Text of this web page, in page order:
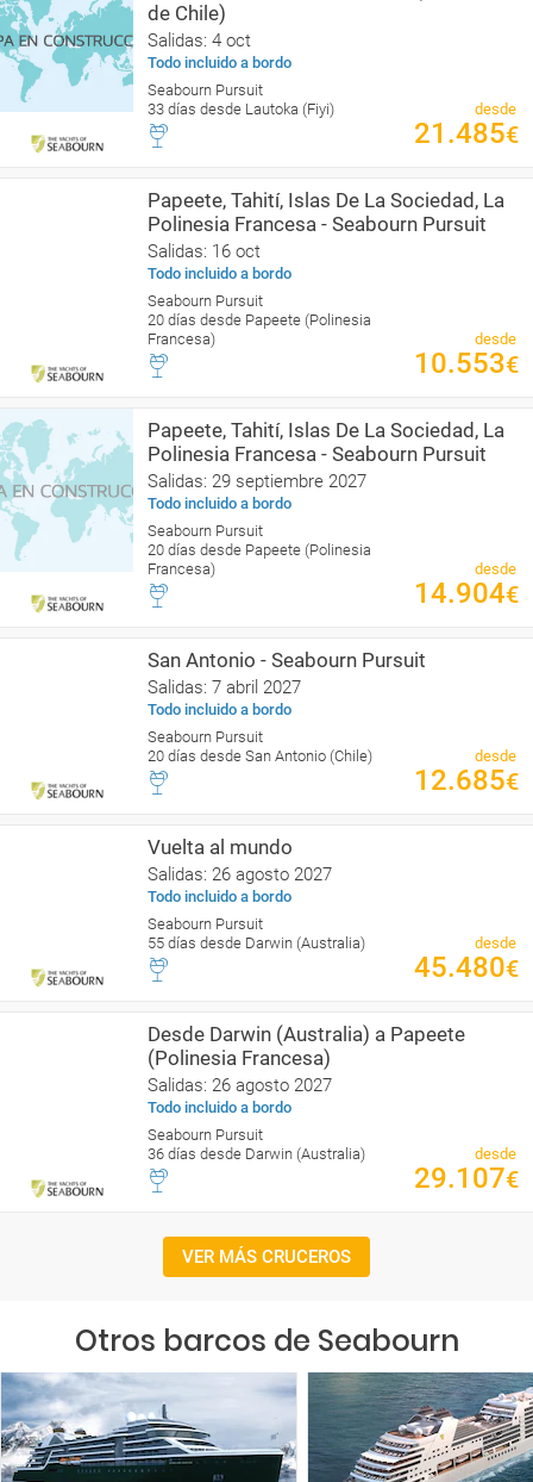
de Chile)
Salidas: 4 oct
Todo incluido a bordo
Seabourn Pursuit
33 días desde Lautoka (Fiyi)
desde
21.485€
Papeete, Tahití, Islas De La Sociedad, La
Polinesia Francesa - Seabourn Pursuit
Salidas: 16 oct
Todo incluido a bordo
Seabourn Pursuit
20 días desde Papeete (Polinesia
Francesa)
desde
10.553€
Papeete, Tahití, Islas De La Sociedad, La
Polinesia Francesa - Seabourn Pursuit
Salidas: 29 septiembre 2027
Todo incluido a bordo
Seabourn Pursuit
20 días desde Papeete (Polinesia
Francesa)
desde
14.904€
San Antonio - Seabourn Pursuit
Salidas: 7 abril 2027
Todo incluido a bordo
Seabourn Pursuit
20 días desde San Antonio (Chile)
desde
12.685€
Vuelta al mundo
Salidas: 26 agosto 2027
Todo incluido a bordo
Seabourn Pursuit
55 días desde Darwin (Australia)
desde
45.480€
Desde Darwin (Australia) a Papeete
(Polinesia Francesa)
Salidas: 26 agosto 2027
Todo incluido a bordo
Seabourn Pursuit
36 días desde Darwin (Australia)
desde
29.107€
VER MÁS CRUCEROS
Otros barcos de Seabourn